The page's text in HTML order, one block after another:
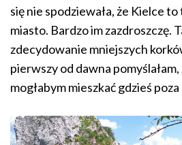
się nie spodziewała, że Kielce
miasto. Bardzo im zazdroszczę.
zdecydowanie mniejszych
pierwszy od dawna
mogłabym mieszkać gdzieś